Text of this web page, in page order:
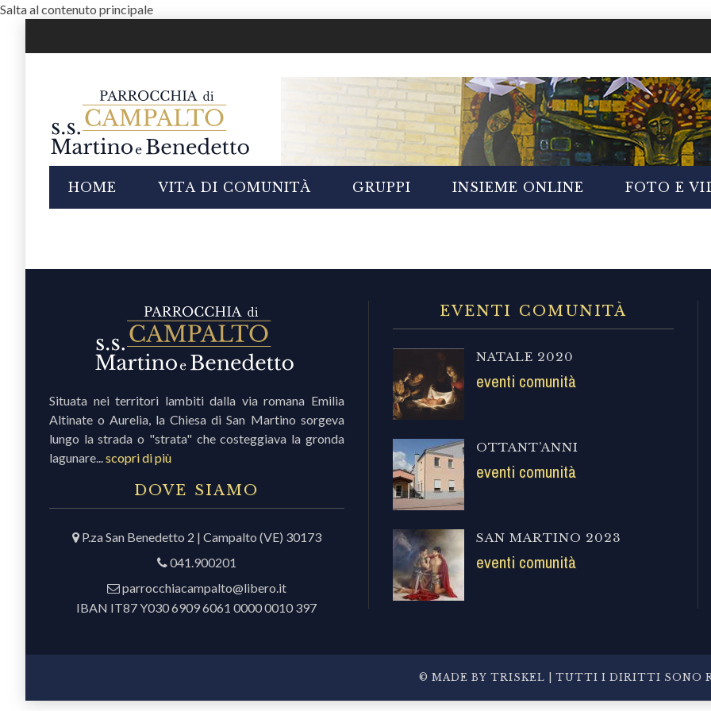
Salta al contenuto principale
HOME VITA DI COMUNITÀ GRUPPI INSIEME ONLINE FOTO E
Situata nei territori lambiti dalla via romana Emilia
Altinate o Aurelia, la Chiesa di San Martino sorgeva
lungo la strada o "strata" che costeggiava la gronda
lagunare...scopri di più
DOVE SIAMO
P.za San Benedetto 2 | Campalto (VE) 30173
041.900201
parrocchiacampalto@libero.it
IBAN IT87 Y030 6909 6061 0000 0010 397
EVENTI COMUNITÀ
NATALE 2020
eventi comunità
OTTANT’ANNI
eventi comunità
SAN MARTINO 2023
eventi comunità
© MADE BY TRISKEL | TUTTI I DIRITTI SONO